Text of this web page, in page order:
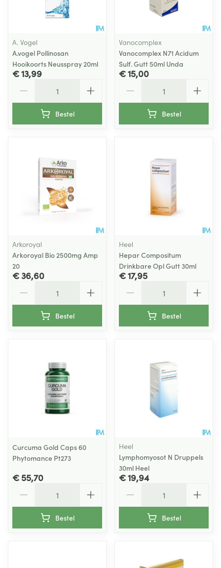
A. Vogel
A.vogel Pollinosan
Hooikoorts Neusspray 20ml
€ 13,99
Bestel
Vanocomplex
Vanocomplex N71 Acidum
Sulf. Gutt 50ml Unda
€ 15,00
Bestel
Arkoroyal
Arkoroyal Bio 2500mg Amp
20
€ 36,60
Bestel
Heel
Hepar Compositum
Drinkbare Opl Gutt 30ml
€ 17,95
Bestel
Curcuma Gold Caps 60
Phytomance Pt273
€ 55,70
Bestel
Heel
Lymphomyosot N Druppels
30ml Heel
€ 19,94
Bestel